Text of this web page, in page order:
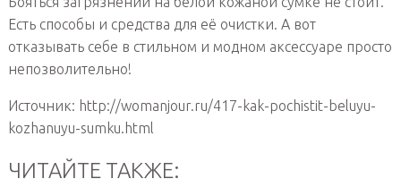
Есть способы и средства для её очистки. А вот
отказывать себе в стильном и модном аксессуаре просто
непозволительно!
Источник: http://womanjour.ru/417-kak-pochistit-beluyu-
kozhanuyu-sumku.html
ЧИТАЙТЕ ТАКЖЕ: